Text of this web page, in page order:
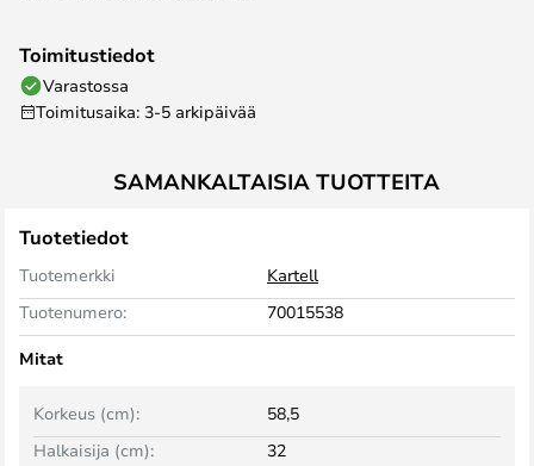
Toimitustiedot
Varastossa
Toimitusaika: 3-5 arkipäivää
SAMANKALTAISIA TUOTTEITA
Tuotetiedot
Tuotemerkki
Kartell
Tuotenumero:
70015538
Mitat
Korkeus (cm):
58,5
Halkaisija (cm):
32